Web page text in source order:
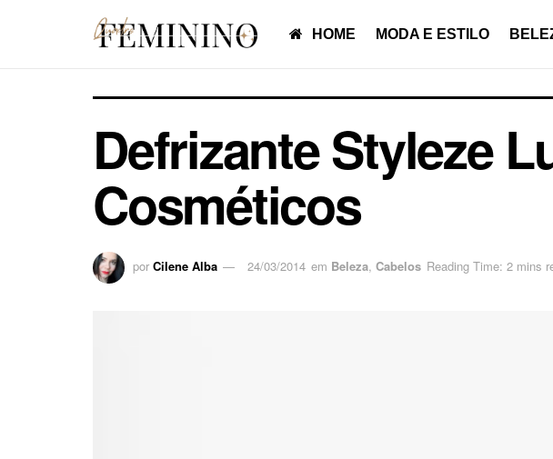
HOME MODA E ESTILO
Defrizante Styleze
Cosméticos
por Cilene Alba 24/03/2014 em Beleza, Cabelos Reading Time: 2 mins